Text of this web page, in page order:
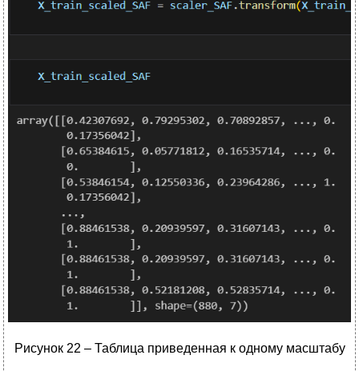
Рисунок 22 – Таблица приведенная к одному масштабу